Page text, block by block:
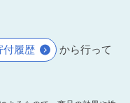
付履歴
から行って